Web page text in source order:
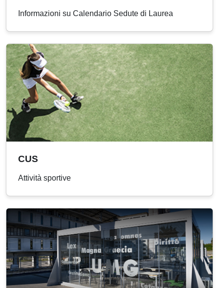
Informazioni su Calendario Sedute di Laurea
CUS
Attività sportive